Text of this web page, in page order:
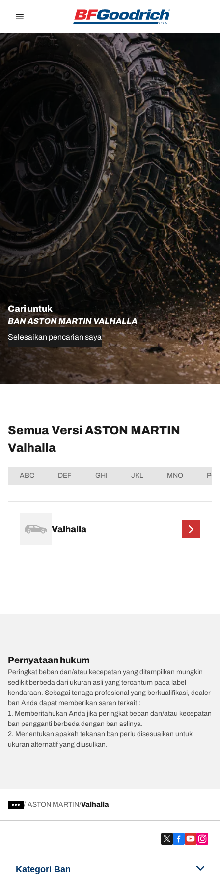
Cari untuk
BAN ASTON MARTIN VALHALLA
Selesaikan pencarian saya
Semua Versi ASTON MARTIN
Valhalla
ABC DEF GHI JKL MNO
Valhalla
Pernyataan hukum
Peringkat beban dan/atau kecepatan yang ditampilkan mungkin
sedikit berbeda dari ukuran asli yang tercantum pada label
kendaraan. Sebagai tenaga profesional yang berkualifikasi, dealer
ban Anda dapat memberikan saran terkait :
1. Memberitahukan Anda jika peringkat beban dan/atau kecepatan
ban pengganti berbeda dengan ban aslinya.
2. Menentukan apakah tekanan ban perlu disesuaikan untuk
ukuran alternatif yang diusulkan.
/ ASTON MARTIN Valhalla
Kategori Ban